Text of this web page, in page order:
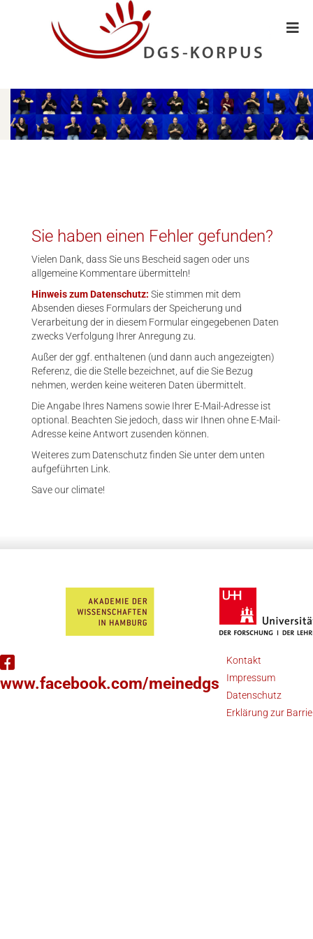
Sie haben einen Fehler gefunden?
Vielen Dank, dass Sie uns Bescheid sagen oder uns
allgemeine Kommentare übermitteln!
Hinweis zum Datenschutz: Sie stimmen mit dem
Absenden dieses Formulars der Speicherung und
Verarbeitung der in diesem Formular eingegebenen Daten
zwecks Verfolgung Ihrer Anregung zu.
Außer der ggf. enthaltenen (und dann auch angezeigten)
Referenz, die die Stelle bezeichnet, auf die Sie Bezug
nehmen, werden keine weiteren Daten übermittelt.
Die Angabe Ihres Namens sowie Ihrer E-Mail-Adresse ist
optional. Beachten Sie jedoch, dass wir Ihnen ohne E-Mail-
Adresse keine Antwort zusenden können.
Weiteres zum Datenschutz finden Sie unter dem unten
aufgeführten Link.
Save our climate!
www.facebook.com/meinedgs
Kontakt
Impressum
Datenschutz
Erklärung zur